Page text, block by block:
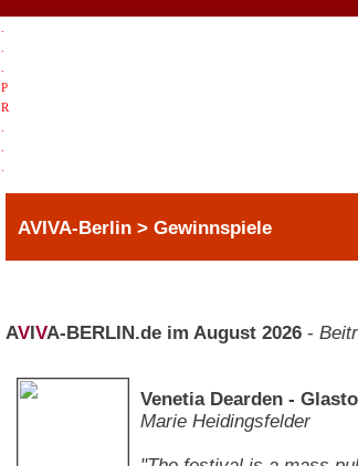
P
R
AVIVA-Berlin > Gewinnspiele
AV VA-BERLIN.de im August 2026 -
Venetia Dearden -
Marie Heidingsfelder